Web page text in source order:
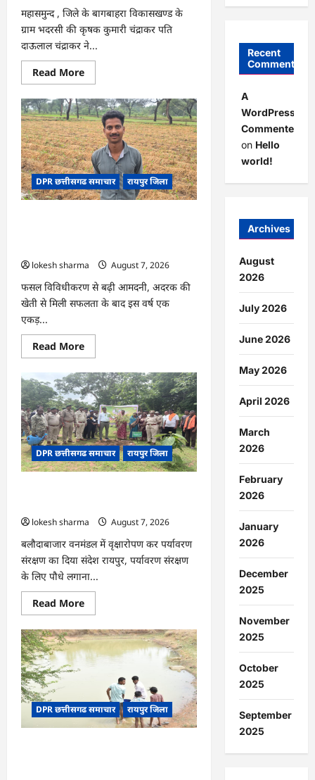
जाएगा
महासमुन्द , जिले के बागबाहरा विकासखण्ड के
ग्राम भदरसी की कृषक कुमारी चंद्राकर पति
दाऊलाल चंद्राकर ने...
Read MoreRead
more
CG
:
गेंदे
की
खेती
से
कुमारी
चंद्राकर
ने
बढ़ाई
अपनी
DPR छत्तीसगढ समाचार रायपुर जिला
lokesh sharma
August 7, 2026
फसल विविधीकरण से बढ़ी आमदनी, अदरक की
खेती से मिली सफलता के बाद इस वर्ष एक
एकड़...
Read MoreRead
more
CG
:
धान
के
साथ
अदरक
की
खेती
ने
बदली
किसान
से
लाखों
का
मुनाफा
DPR छत्तीसगढ समाचार रायपुर जिला
lokesh sharma
August 7, 2026
बलौदाबाजार वनमंडल में वृक्षारोपण कर पर्यावरण
संरक्षण का दिया संदेश रायपुर, पर्यावरण संरक्षण
के लिए पौधे लगाना...
Read MoreRead
more
CG
:
वन
महोत्सव
माँ
के
नाम’
अभियान
DPR छत्तीसगढ समाचार रायपुर जिला
Recent
Comments
A
WordPress
Commenter
on Hello
world!
Archives
August
2026
July 2026
June 2026
May 2026
April 2026
March
2026
February
2026
January
2026
December
2025
November
2025
October
2025
September
2025